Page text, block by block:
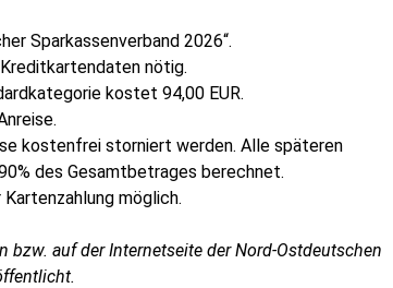
Sparkassenverband 2026“.
nötig.
kostet 94,00 EUR.
kostenfrei storniert werden. Alle späteren
des Gesamtbetrages berechnet.
möglich.
auf der Internetseite der Nord-Ostdeutschen